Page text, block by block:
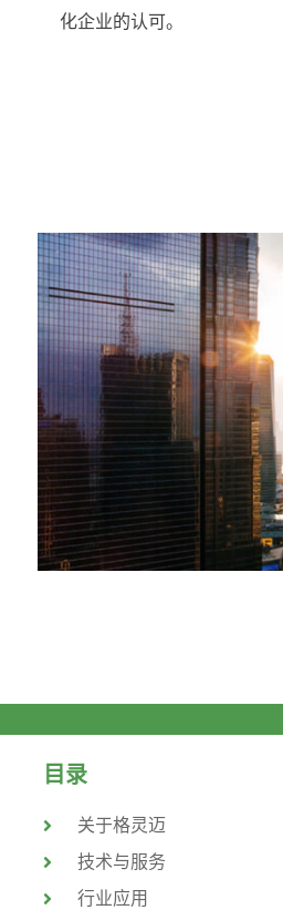
化企业的认可。
目录
关于格灵迈
技术与服务
行业应用